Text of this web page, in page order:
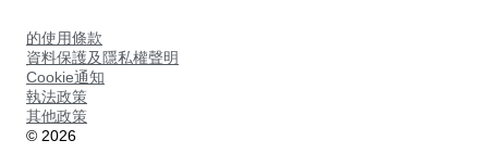
的使用條款
資料保護及隱私權聲明
Cookie通知
執法政策
其他政策
© 2026